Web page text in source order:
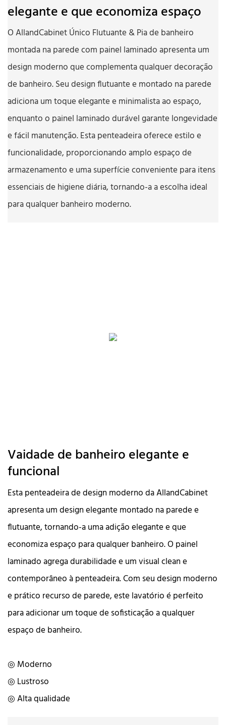
elegante e que economiza espaço
O AllandCabinet Único Flutuante & Pia de banheiro
montada na parede com painel laminado apresenta um
design moderno que complementa qualquer decoração
de banheiro. Seu design flutuante e montado na parede
adiciona um toque elegante e minimalista ao espaço,
enquanto o painel laminado durável garante longevidade
e fácil manutenção. Esta penteadeira oferece estilo e
funcionalidade, proporcionando amplo espaço de
armazenamento e uma superfície conveniente para itens
essenciais de higiene diária, tornando-a a escolha ideal
para qualquer banheiro moderno.
Vaidade de banheiro elegante e
funcional
Esta penteadeira de design moderno da AllandCabinet
apresenta um design elegante montado na parede e
flutuante, tornando-a uma adição elegante e que
economiza espaço para qualquer banheiro. O painel
laminado agrega durabilidade e um visual clean e
contemporâneo à penteadeira. Com seu design moderno
e prático recurso de parede, este lavatório é perfeito
para adicionar um toque de sofisticação a qualquer
espaço de banheiro.
◎ Moderno
◎ Lustroso
◎ Alta qualidade